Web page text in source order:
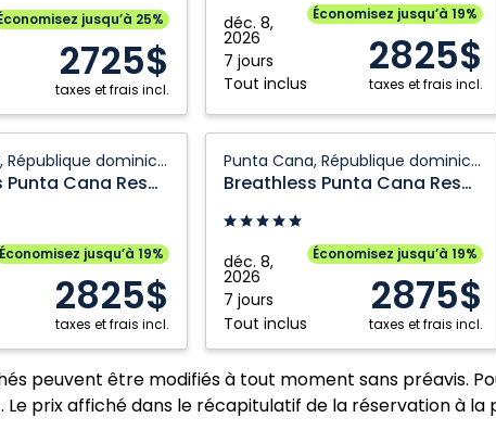
jusqu’à 25%
2725$
taxes et frais incl.
déc. 8,
2026
7 jours
Tout inclus
Économisez jusqu’à 19%
2825$
taxes et frais incl.
Spa:
Punta
Cana,
République
dominicaine
Punta Cana, République dominicaine
Breathless Punta Cana Resort And Spa
Économisez jusqu’à 19%
2825$
taxes et frais incl.
Punta Cana, République dominicaine
Breathless Punta Cana Resort And Spa
déc. 8,
2026
7 jours
Tout inclus
Économisez jusqu’à 19%
2875$
taxes et frais incl.
Punta
Cana
Resort
Spa:
Punta
Cana,
République
dominicaine
peuvent être modifiés à tout moment sans préavis.
Le prix affiché dans le récapitulatif de la réservation à